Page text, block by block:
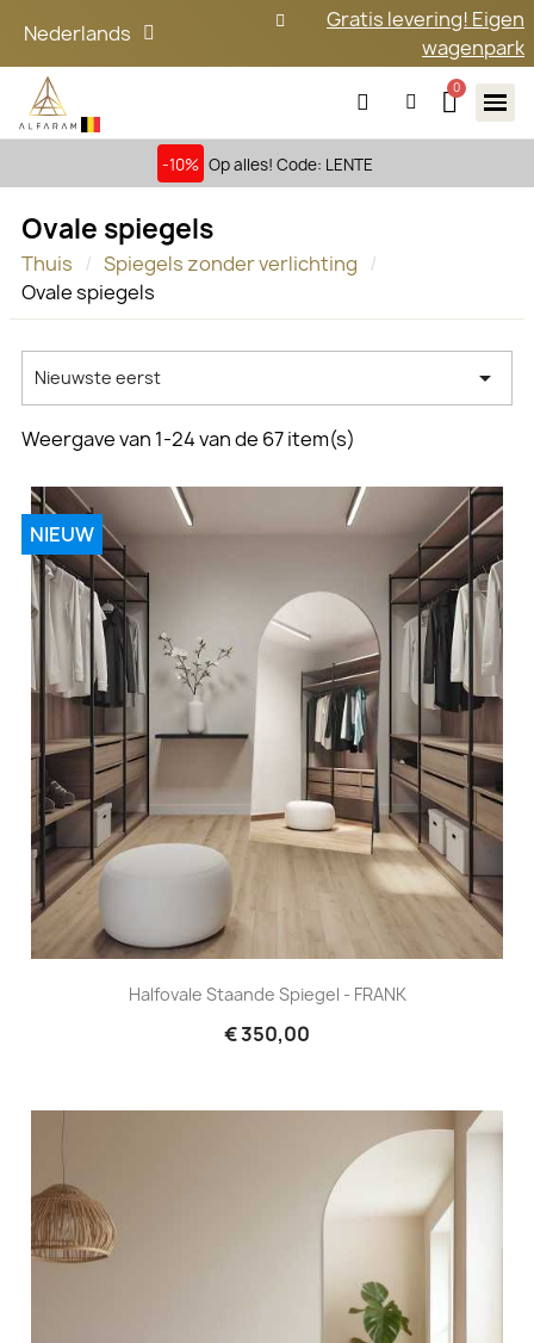
Nederlands
Gratis levering! Eigen
wagenpark
-10% Op alles! Code: LENTE
Ovale spiegels
Thuis
Spiegels zonder verlichting
Ovale spiegels
Nieuwste eerst 
Weergave van 1-24 van de 67 item(s)
Halfovale Staande Spiegel - FRANK
€ 350,00
NIEUW